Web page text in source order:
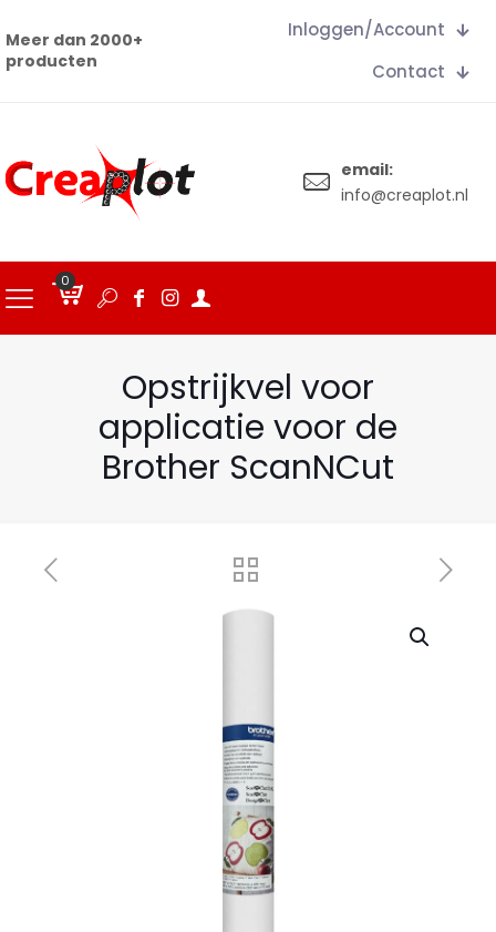
Meer dan 2000+
producten
Inloggen/Account
Contact
email:
info@creaplot.nl
0
Opstrijkvel voor
applicatie voor de
Brother ScanNCut